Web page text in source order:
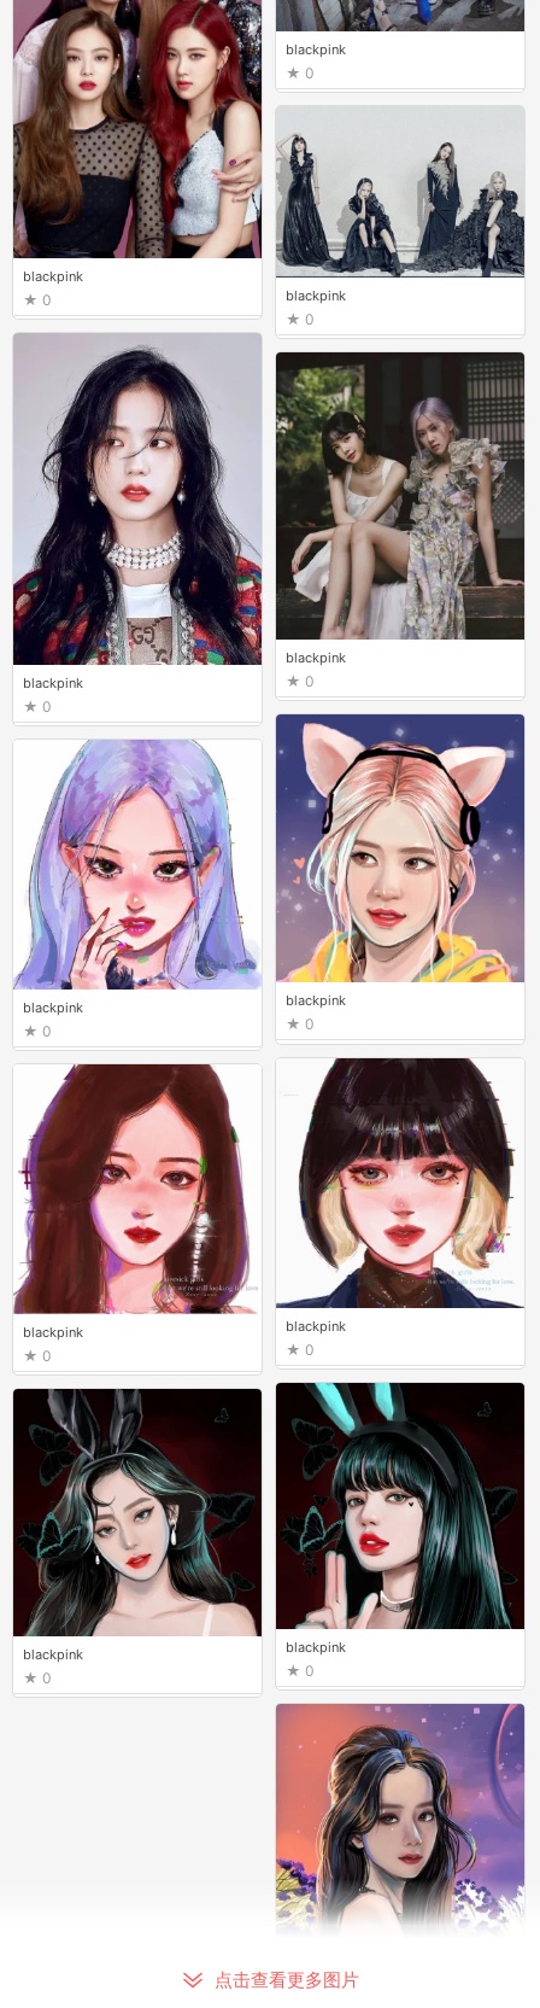
点击查看更多图片
blackpink
0
blackpink
0
blackpink
0
blackpink
0
blackpink
0
blackpink
0
blackpink
0
blackpink
0
blackpink
0
blackpink
0
blackpink
0 blackpink
0